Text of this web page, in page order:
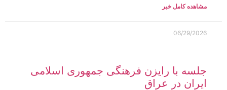
مشاهده کامل خبر
06/29/2026
جلسه با رایزن فرهنگی جمهوری اسلامی
ایران در عراق